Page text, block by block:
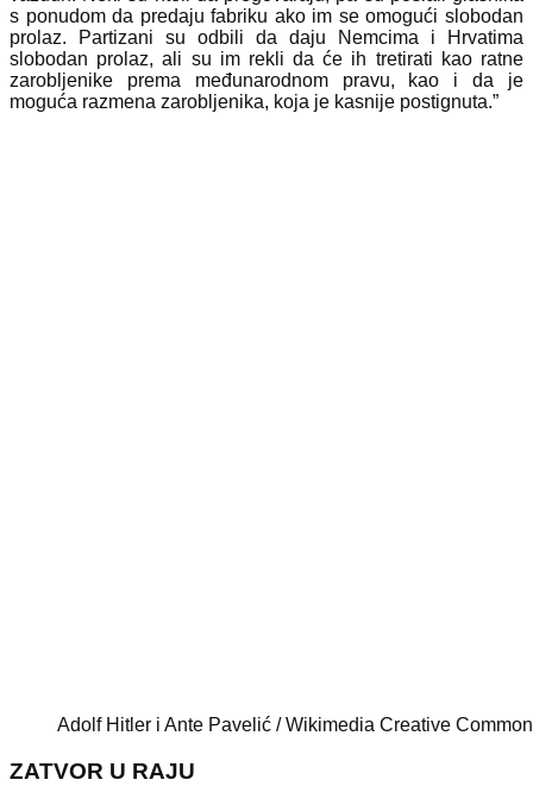
s ponudom da predaju fabriku ako im se omogući slobodan
prolaz. Partizani su odbili da daju Nemcima i Hrvatima
slobodan prolaz, ali su im rekli da će ih tretirati kao ratne
zarobljenike prema međunarodnom pravu, kao i da je
moguća razmena zarobljenika, koja je kasnije postignuta.”
Adolf Hitler i Ante Pavelić / Wikimedia Creative
ZATVOR U RAJU